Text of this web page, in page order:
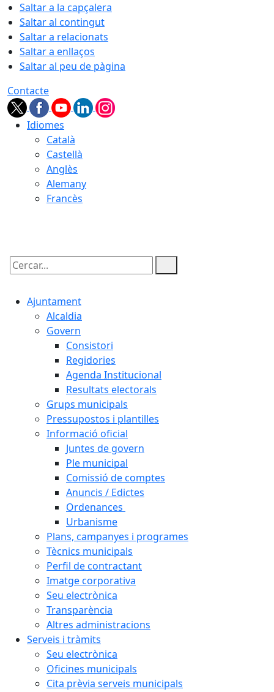
Saltar a la capçalera
Saltar al contingut
Saltar a relacionats
Saltar a enllaços
Saltar al peu de pàgina
Contacte
Idiomes
Català
Castellà
Anglès
Alemany
Francès
Cercar:
Ajuntament
Alcaldia
Govern
Consistori
Regidories
Agenda Institucional
Resultats electorals
Grups municipals
Pressupostos i plantilles
Informació oficial
Juntes de govern
Ple municipal
Comissió de comptes
Anuncis / Edictes
Ordenances
Urbanisme
Plans, campanyes i programes
Tècnics municipals
Perfil de contractant
Imatge corporativa
Seu electrònica
Transparència
Altres administracions
Serveis i tràmits
Seu electrònica
Oficines municipals
Cita prèvia serveis municipals